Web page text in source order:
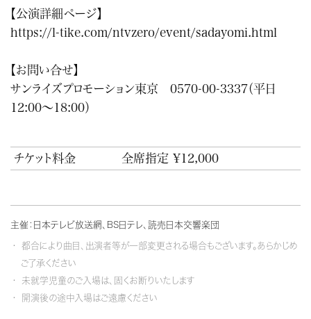
【公演詳細ページ】
https://l-tike.com/ntvzero/event/sadayomi.html
【お問い合せ】
サンライズプロモーション東京 0570-00-3337（平日
12:00～18:00）
チケット料金 全席指定 ¥12,000
主催：日本テレビ放送網、BS日テレ、読売日本交響楽団
都合により曲目、出演者等が一部変更される場合もございます。あらかじめ
ご了承ください
未就学児童のご入場は、固くお断りいたします
開演後の途中入場はご遠慮ください